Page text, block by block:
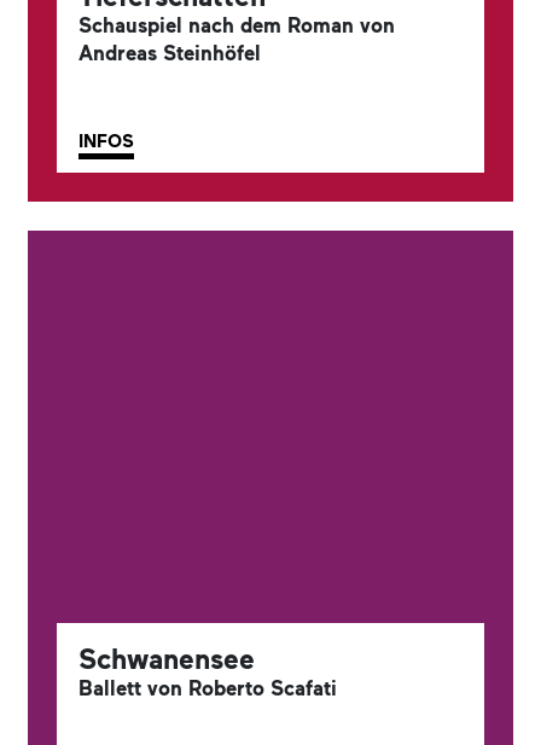
Schauspiel nach dem Roman von
Andreas Steinhöfel
INFOS
Schwanensee
Ballett von Roberto Scafati